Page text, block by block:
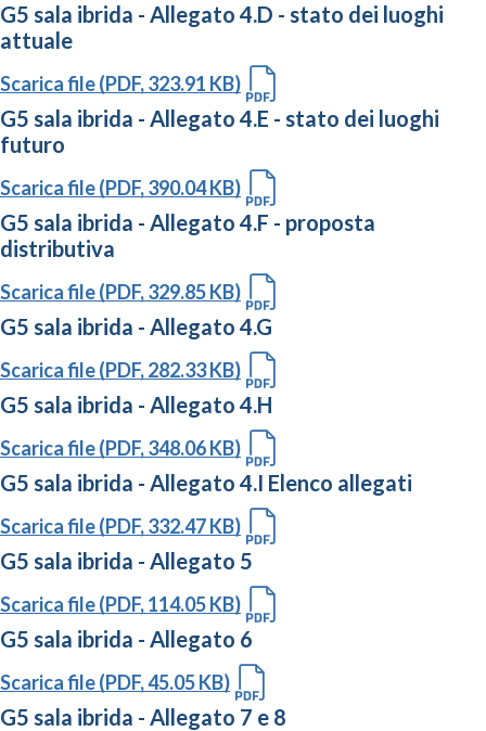
G5 sala ibrida - Allegato 4.D - stato dei luoghi
attuale
Scarica file (PDF, 323.91 KB)
G5 sala ibrida - Allegato 4.E - stato dei luoghi
futuro
Scarica file (PDF, 390.04 KB)
G5 sala ibrida - Allegato 4.F - proposta
distributiva
Scarica file (PDF, 329.85 KB)
G5 sala ibrida - Allegato 4.G
Scarica file (PDF, 282.33 KB)
G5 sala ibrida - Allegato 4.H
Scarica file (PDF, 348.06 KB)
G5 sala ibrida - Allegato 4.I Elenco allegati
Scarica file (PDF, 332.47 KB)
G5 sala ibrida - Allegato 5
Scarica file (PDF, 114.05 KB)
G5 sala ibrida - Allegato 6
Scarica file (PDF, 45.05 KB)
G5 sala ibrida - Allegato 7 e 8